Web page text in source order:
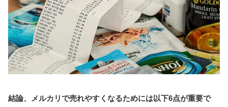
結論、メルカリで売れやすくなるためには以下6点が重要で